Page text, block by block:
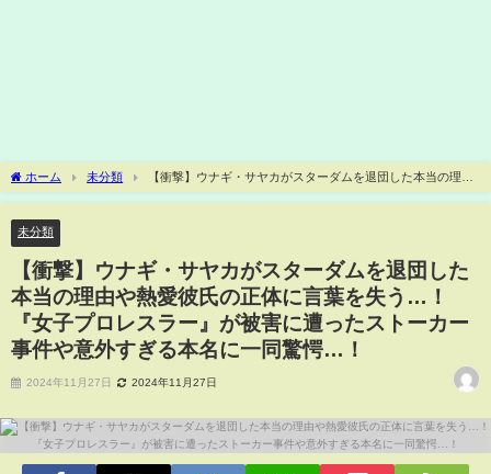
ホーム 未分類
【衝撃】ウナギ・サヤカがスターダムを退団した本当の理由
や熱愛彼氏の正体に言葉を失う…！『女子プロレスラー』が被害に遭ったストーカー
未分類
【衝撃】ウナギ・サヤカがスターダムを退団した
本当の理由や熱愛彼氏の正体に言葉を失う…！
『女子プロレスラー』が被害に遭ったストーカー
事件や意外すぎる本名に一同驚愕…！
2024年11月27日 2024年11月27日